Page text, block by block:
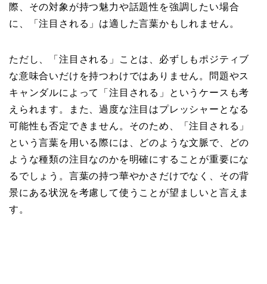
際、その対象が持つ魅力や話題性を強調したい場合
に、「注目される」は適した言葉かもしれません。
ただし、「注目される」ことは、必ずしもポジティブ
な意味合いだけを持つわけではありません。問題やス
キャンダルによって「注目される」というケースも考
えられます。また、過度な注目はプレッシャーとなる
可能性も否定できません。そのため、「注目される」
という言葉を用いる際には、どのような文脈で、どの
ような種類の注目なのかを明確にすることが重要にな
るでしょう。言葉の持つ華やかさだけでなく、その背
景にある状況を考慮して使うことが望ましいと言えま
す。